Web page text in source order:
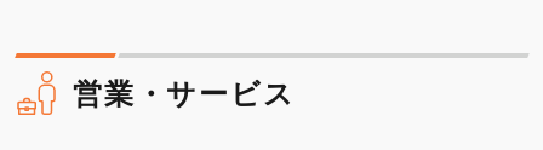
営業・サービス